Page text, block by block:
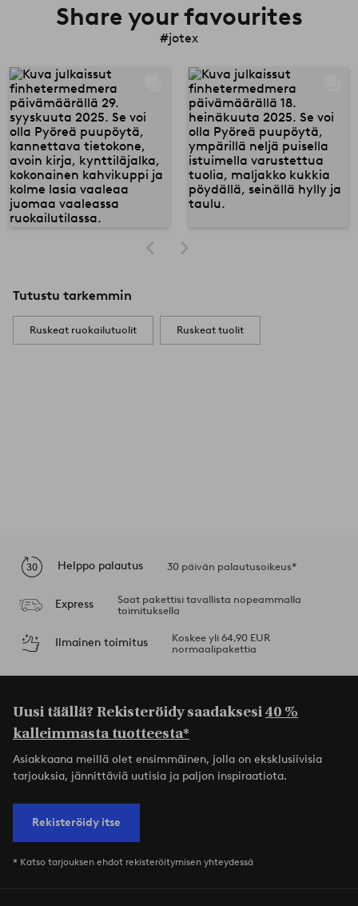
Share your favourites
#jotex
Tutustu tarkemmin
Ruskeat ruokailutuolit Ruskeat tuolit
Helppo palautus 30 päivän palautusoikeus*
Express
Saat pakettisi tavallista nopeammalla
toimituksella
Ilmainen toimitus
Koskee yli 64,90 EUR
normaalipakettia
Uusi täällä? Rekisteröidy saadaksesi40 %
kalleimmasta tuotteesta*
Asiakkaana meillä olet ensimmäinen, jolla on eksklusiivisia
tarjouksia, jännittäviä uutisia ja paljon inspiraatiota.
Rekisteröidy itse
* Katso tarjouksen ehdot rekisteröitymisen yhteydessä